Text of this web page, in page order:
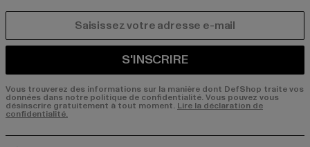
S'INSCRIRE
Vous trouverez des informations sur la manière dont DefShop traite vos
données dans notre politique de confidentialité. Vous pouvez vous
désinscrire gratuitement à tout moment. Lire la déclaration de
confidentialité.